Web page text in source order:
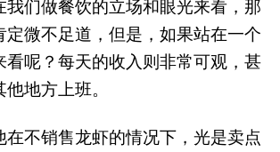
我们做餐饮的立场和眼光来看，那
定微不足道，但是，如果站在一个
看呢？每天的收入则非常可观，甚
地方上班。
在不销售龙虾的情况下，光是卖点